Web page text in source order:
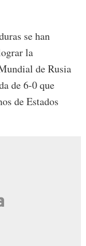
se han
la
de Rusia
de 6-0 que
de Estados